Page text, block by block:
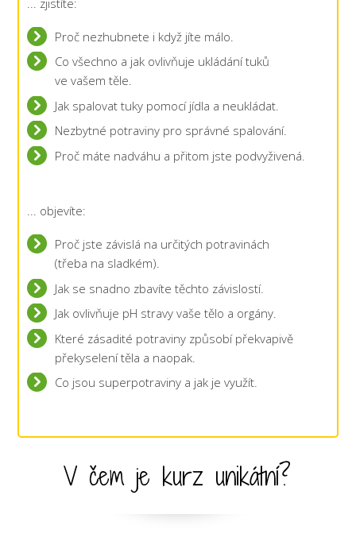
Proč nezhubnete i když jíte málo.
Co všechno a jak ovlivňuje ukládání tuků
ve vašem těle.
Jak spalovat tuky pomocí jídla a neukládat.
Nezbytné potraviny pro správné spalování.
Proč máte nadváhu a přitom jste podvyživená.
... objevíte:
Proč jste závislá na určitých potravinách
(třeba na sladkém).
Jak se snadno zbavíte těchto závislostí.
Jak ovlivňuje pH stravy vaše tělo a orgány.
Které zásadité potraviny způsobí překvapivě
překyselení těla a naopak.
Co jsou superpotraviny a jak je využít.
V čem je kurz unikátní?